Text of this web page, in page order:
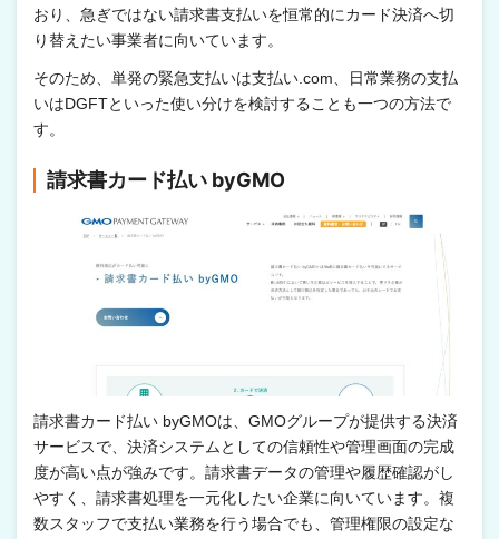
おり、急ぎではない請求書支払いを恒常的にカード決済へ切
り替えたい事業者に向いています。
そのため、単発の緊急支払いは支払い.com、日常業務の支払
いはDGFTといった使い分けを検討することも一つの方法で
す。
請求書カード払い byGMO
請求書カード払い byGMOは、GMOグループが提供する決済
サービスで、決済システムとしての信頼性や管理画面の完成
度が高い点が強みです。請求書データの管理や履歴確認がし
やすく、請求書処理を一元化したい企業に向いています。複
数スタッフで支払い業務を行う場合でも、管理権限の設定な